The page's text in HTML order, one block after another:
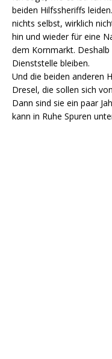
beiden Hilfssheriffs
nichts selbst, wirklich
hin und wieder für eine
dem Kornmarkt.
Dienststelle bleiben.
Und die beiden anderen
Dresel, die sollen sich
Dann sind sie ein paar
kann in Ruhe Spuren